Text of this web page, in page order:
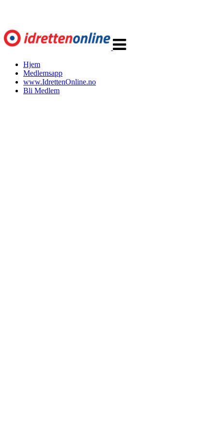
navigasjon
Hjem
Medlemsapp
www.IdrettenOnline.no
Bli Medlem